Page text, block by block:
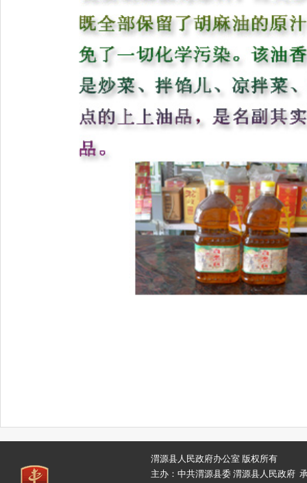
渭源县人民政府办公室 版权所有
主办：中共渭源县委 渭源县人民政府